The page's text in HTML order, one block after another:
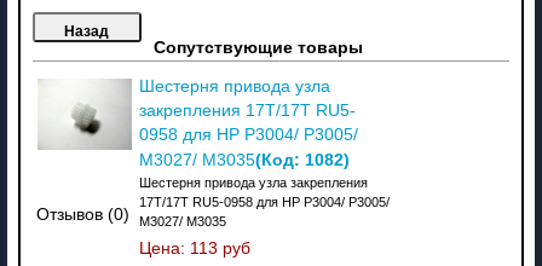
Сопутствующие товары
Отзывов (0)
Шестерня привода узла
закрепления 17T/17T RU5-
0958 для HP P3004/ P3005/
M3027/ M3035(Код: 1082)
Шестерня привода узла закрепления
17T/17T RU5-0958 для HP P3004/ P3005/
M3027/ M3035
Цена: 113 руб